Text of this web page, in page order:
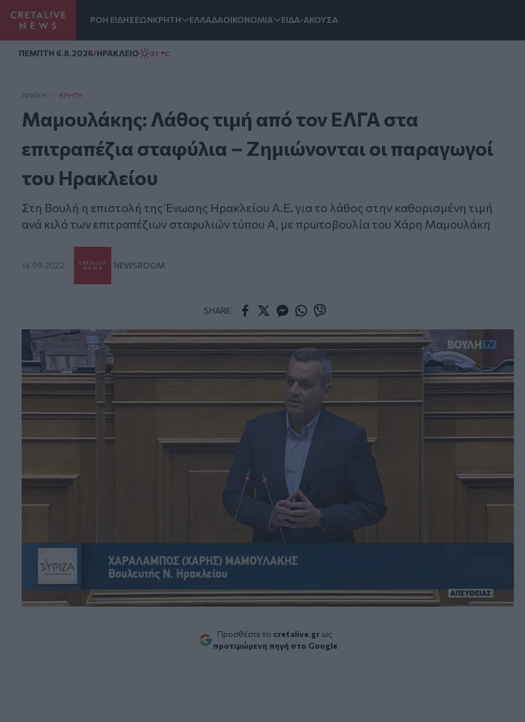
ΡΟΗ ΕΙΔΗΣΕΩΝΚΡΗΤΗ ΕΛΛΑΔΑΟΙΚΟΝΟΜΙΑ ΕΙΔΑ-ΑΚΟΥΣΑ
ΠΕΜΠΤΗ 6.8.2026/ΗΡΑΚΛΕΙΟ 31 °C
ΑΡΧΙΚΗ / ΚΡΉΤΗ
Μαμουλάκης: Λάθος τιμή από τον ΕΛΓΑ στα
επιτραπέζια σταφύλια – Ζημιώνονται οι παραγωγοί
του Ηρακλείου
Στη Βουλή η επιστολή της Ένωσης Ηρακλείου Α.Ε. για το λάθος στην καθορισμένη τιμή
ανά κιλό των επιτραπέζιων σταφυλιών τύπου Α, με πρωτοβουλία του Χάρη Μαμουλάκη
14.09.2022 NEWSROOM
SHARE:
Προσθέστε το cretalive.gr ως
προτιμώμενη πηγή στο Google